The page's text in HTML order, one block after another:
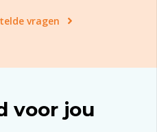
vragen
voor jou